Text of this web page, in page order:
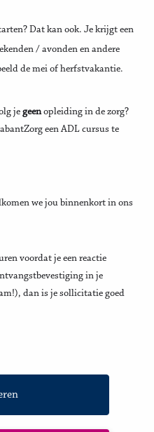
Dat kan ook. Je krijgt een
/ avonden en andere
de mei of herfstvakantie.
je geenopleiding in de zorg?
een ADL cursus te
we jou binnenkort in ons
voordat je een reactie
in je
dan is je sollicitatie goed